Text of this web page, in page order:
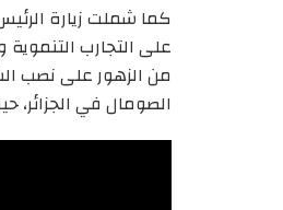
كما شملت زيارة
على التجارب
من الزهور على نصب
الصومال في الجزائر،